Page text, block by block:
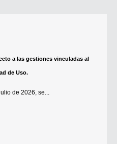
a las gestiones vinculadas al
de Uso.
de 2026, se...